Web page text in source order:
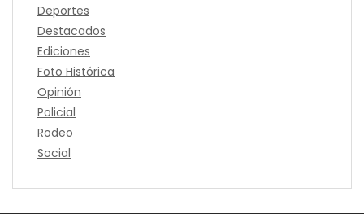
Deportes
Destacados
Ediciones
Foto Histórica
Opinión
Policial
Rodeo
Social